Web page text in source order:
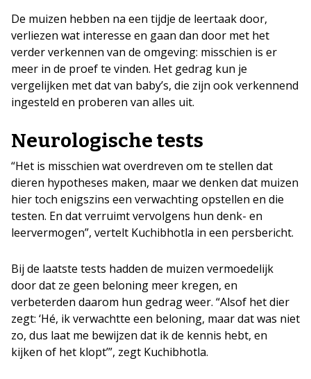
De muizen hebben na een tijdje de leertaak door,
verliezen wat interesse en gaan dan door met het
verder verkennen van de omgeving: misschien is er
meer in de proef te vinden. Het gedrag kun je
vergelijken met dat van baby’s, die zijn ook verkennend
ingesteld en proberen van alles uit.
Neurologische tests
“Het is misschien wat overdreven om te stellen dat
dieren hypotheses maken, maar we denken dat muizen
hier toch enigszins een verwachting opstellen en die
testen. En dat verruimt vervolgens hun denk- en
leervermogen”, vertelt Kuchibhotla in een persbericht.
Bij de laatste tests hadden de muizen vermoedelijk
door dat ze geen beloning meer kregen, en
verbeterden daarom hun gedrag weer. “Alsof het dier
zegt: ‘Hé, ik verwachtte een beloning, maar dat was niet
zo, dus laat me bewijzen dat ik de kennis hebt, en
kijken of het klopt’”, zegt Kuchibhotla.